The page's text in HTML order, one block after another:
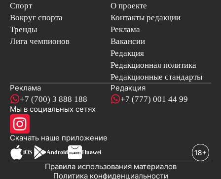
Спорт
Вокруг спорта
Тренды
Лига чемпионов
О проекте
Контакты редакции
Реклама
Вакансии
Редакция
Редакционная политика
Редакционные стандарты
Реклама
+7 (700) 3 888 188
Редакция
+7 (777) 001 44 99
Мы в социальных сетях
Скачать наше приложениеновостей
iOS Android Huawei
Политика конфиденциальности
Правила использования материалов